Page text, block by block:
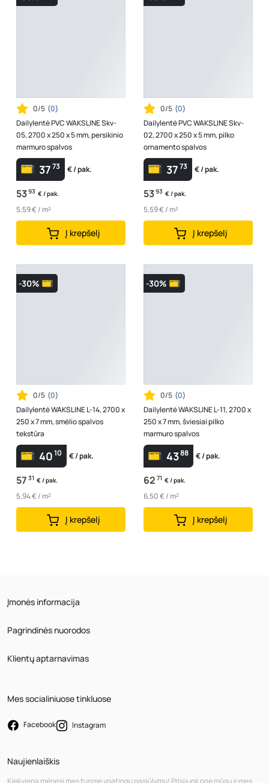
0/5 (0)
Dailylentė PVC WAKSLINE Skv-
05, 2700 x 250 x 5 mm, persikinio
marmuro spalvos
3773 € / pak.
5393 € / pak.
5,59 € / m²
Į krepšelį
0/5 (0)
Dailylentė PVC WAKSLINE Skv-
02, 2700 x 250 x 5 mm, pilko
ornamento spalvos
3773 € / pak.
5393 € / pak.
5,59 € / m²
Į krepšelį
-30%
0/5 (0)
Dailylentė WAKSLINE L-14, 2700 x
250 x 7 mm, smėlio spalvos
tekstūra
4010 € / pak.
57 31 € / pak.
5,94 € / m²
Į krepšelį
-30%
0/5 (0)
Dailylentė WAKSLINE L-11, 2700 x
250 x 7 mm, šviesiai pilko
marmuro spalvos
4388 € / pak.
62 71 € / pak.
6,50 € / m²
Į krepšelį
Įmonės informacija
Pagrindinės nuorodos
Klientų aptarnavimas
Mes socialiniuose tinkluose
Facebook Instagram
Naujienlaiškis
Kiekvieną mėnesį mes turime ypatingų pasiūlymų! Prisijunk prie mūsų ir mes